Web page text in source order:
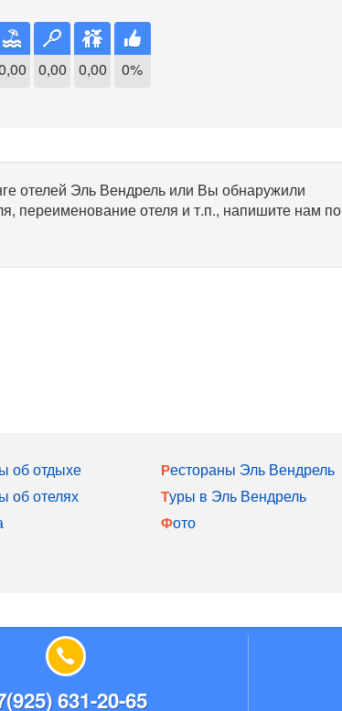
0,00 0,00 0%
отелей Эль Вендрель или Вы обнаружили
переименование отеля и т.п., напишите нам по
об отдыхе
об отелях
Рестораны Эль Вендрель
Туры в Эль Вендрель
Фото
631-20-65